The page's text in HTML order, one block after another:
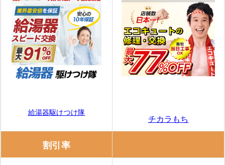
給湯器駆けつけ隊
チカラもち
割引率